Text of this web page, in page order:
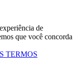
de
que você concorda
TERMOS